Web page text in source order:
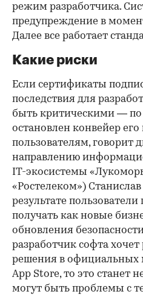
режим разработчика.
предупреждение в
Далее все работает
Какие риски
Если сертификаты
последствия для
быть критическими — по
остановлен конвейер его
пользователям, говорит
направлению
IT-экосистемы
«Ростелеком»)
результате
получать как новые
обновления
разработчик софта
решения в официальных
App Store, то это станет
могут быть проблемы с